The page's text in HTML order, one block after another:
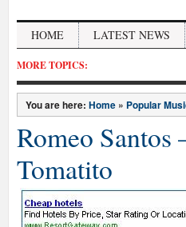
HOME LATEST NEWS
MORE TOPICS:
You are here: Home » Popular
Romeo
Tomatito